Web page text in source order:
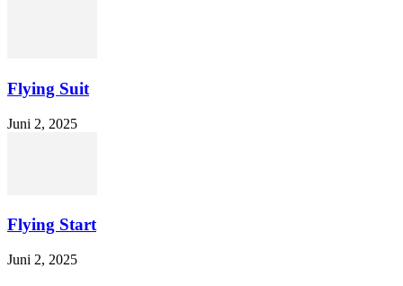
Flying Suit
Juni 2, 2025
Flying Start
Juni 2, 2025